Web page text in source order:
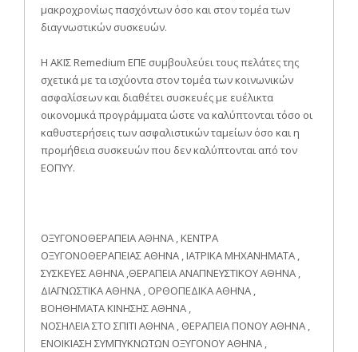
μακροχρονίως πασχόντων όσο και στον τομέα των
διαγνωστικών συσκευών.
Η ΑΚΙΣ Remedium ΕΠΕ συμβουλεύει τους πελάτες της
σχετικά με τα ισχύοντα στον τομέα των κοινωνικών
ασφαλίσεων και διαθέτει συσκευές με ευέλικτα
οικονομικά προγράμματα ώστε να καλύπτονται τόσο οι
καθυστερήσεις των ασφαλιστικών ταμείων όσο και η
προμήθεια συσκευών που δεν καλύπτονται από τον
ΕΟΠΥΥ.
ΟΞΥΓΟΝΟΘΕΡΑΠΕΙΑ ΑΘΗΝΑ , ΚΕΝΤΡΑ
ΟΞΥΓΟΝΟΘΕΡΑΠΕΙΑΣ ΑΘΗΝΑ , ΙΑΤΡΙΚΑ ΜΗΧΑΝΗΜΑΤΑ ,
ΣΥΣΚΕΥΕΣ ΑΘΗΝΑ ,ΘΕΡΑΠΕΙΑ ΑΝΑΠΝΕΥΣΤΙΚΟΥ ΑΘΗΝΑ ,
ΔΙΑΓΝΩΣΤΙΚΑ ΑΘΗΝΑ , ΟΡΘΟΠΕΔΙΚΑ ΑΘΗΝΑ ,
ΒΟΗΘΗΜΑΤΑ ΚΙΝΗΣΗΣ ΑΘΗΝΑ ,
ΝΟΣΗΛΕΙΑ ΣΤΟ ΣΠΙΤΙ ΑΘΗΝΑ , ΘΕΡΑΠΕΙΑ ΠΟΝΟΥ ΑΘΗΝΑ ,
ΕΝΟΙΚΙΑΣΗ ΣΥΜΠΥΚΝΩΤΩΝ ΟΞΥΓΟΝΟΥ ΑΘΗΝΑ ,